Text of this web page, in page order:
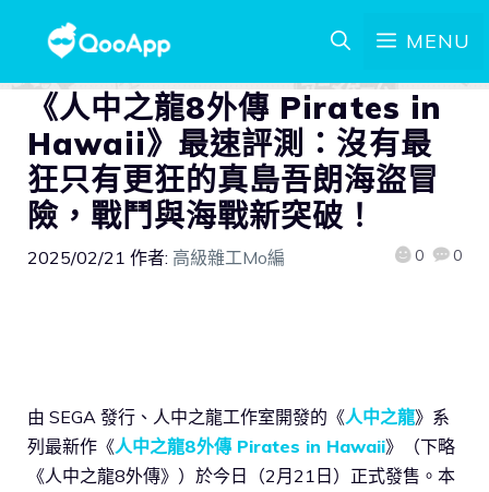
MENU
《人中之龍8外傳 Pirates in
Hawaii》最速評測：沒有最
狂只有更狂的真島吾朗海盜冒
險，戰鬥與海戰新突破！
2025/02/21 作者: 高級雜工Mo編 0 0
由 SEGA 發行、人中之龍工作室開發的《人中之龍》系
列最新作《人中之龍8外傳 Pirates in Hawaii》（下略
《人中之龍8外傳》）於今日（2月21日）正式發售。本